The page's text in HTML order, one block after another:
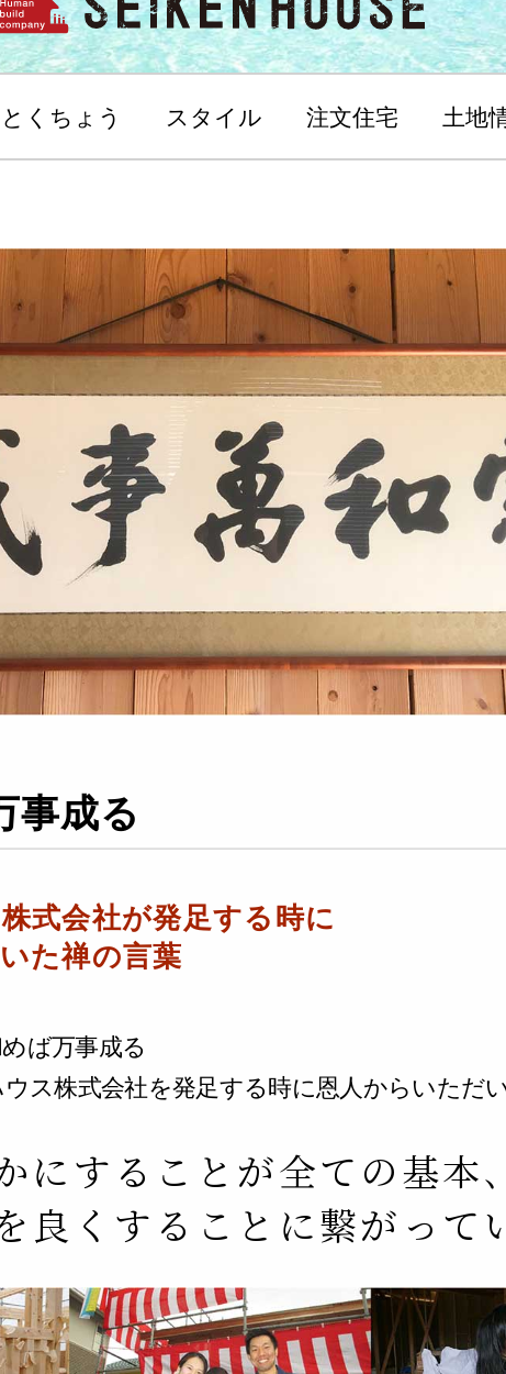
とくちょう スタイル 注文住宅 土地
事成る
式会社が発足する時に
た禅の言葉
ば万事成る
ス株式会社を発足する時に恩人からいただ
にすることが全ての基本､
良くすることに繋がって